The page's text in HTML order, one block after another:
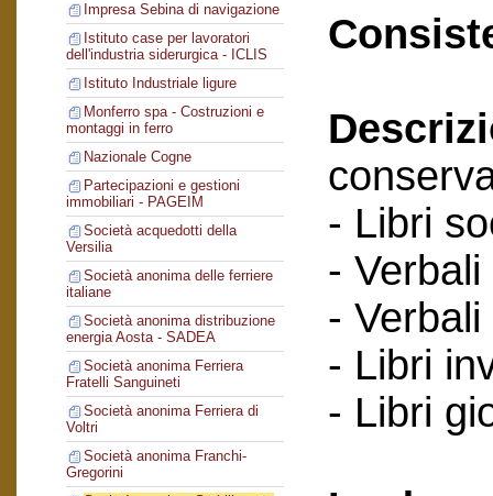
Impresa Sebina di navigazione
Istituto case per lavoratori
dell'industria siderurgica - ICLIS
Istituto Industriale ligure
Monferro spa - Costruzioni e
montaggi in ferro
Nazionale Cogne
Partecipazioni e gestioni
immobiliari - PAGEIM
Società acquedotti della
Versilia
Società anonima delle ferriere
italiane
Società anonima distribuzione
energia Aosta - SADEA
Società anonima Ferriera
Fratelli Sanguineti
Società anonima Ferriera di
Voltri
Società anonima Franchi-
Gregorini
- Libri
-
-
- Libri
- Libri